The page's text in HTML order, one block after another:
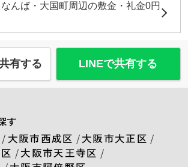
なんば・大国町周辺の敷金・礼金0円
有する LINEで共有する
す
/ 大阪市西成区 /大阪市大正区 /
/大阪市天王寺区 /